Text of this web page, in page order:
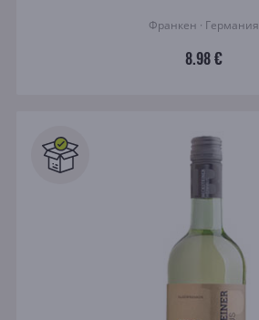
Франкен · Германия
8.98 €